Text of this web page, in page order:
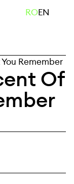
ROEN
Remember
Of